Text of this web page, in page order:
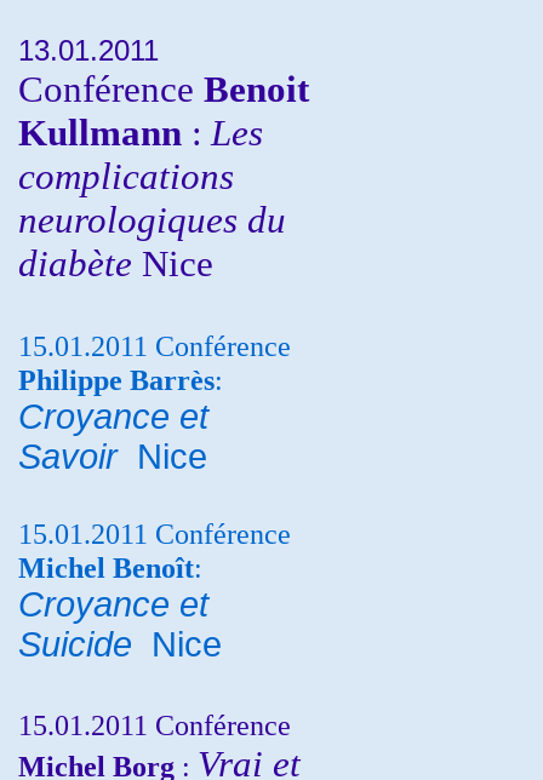
13.01.2011
Conférence Benoit
Kullmann : Les
complications
neurologiques du
diabète Nice
15.01.2011 Conférence
Philippe Barrès:
Croyance et
Savoir Nice
15.01.2011 Conférence
Michel Benoît:
Croyance et
Suicide Nice
15.01.2011 Conférence
Michel Borg : Vrai et